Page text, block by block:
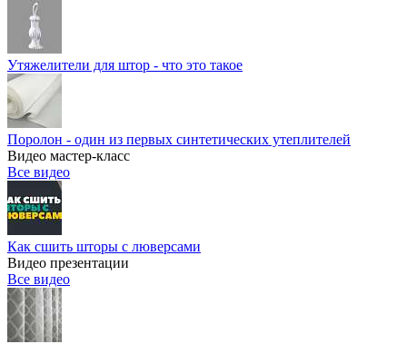
Утяжелители для штор - что это такое
Поролон - один из первых синтетических утеплителей
Видео мастер-класс
Все видео
Как сшить шторы с люверсами
Видео презентации
Все видео